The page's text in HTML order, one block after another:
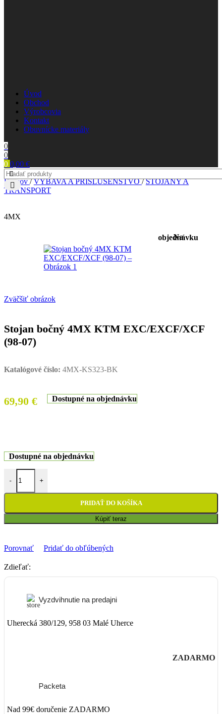
Úvod
Obchod
Výrobcovia
Kontakt
Obuvnícke materiály
0
0
0 0,00 €
Domov/ VÝBAVA A PRÍSLUŠENSTVO/ STOJANY A
TRANSPORT
4MX
Na objednávku
Zväčšiť obrázok
Stojan bočný 4MX KTM EXC/EXCF/XCF
(98-07)
Katalógové číslo: 4MX-KS323-BK
69,90 € Dostupné na objednávku
Dostupné na objednávku
-
množstvo Stojan bočný 4MX KTM EXC/EXCF/XCF (98-07)
+
PRIDAŤ DO KOŠÍKA
Kúpiť teraz
Porovnať Pridať do obľúbených
Zdieľať:
Vyzdvihnutie na predajni
Uherecká 380/129, 958 03 Malé Uherce
ZADARMO
Packeta
Nad 99€ doručenie ZADARMO